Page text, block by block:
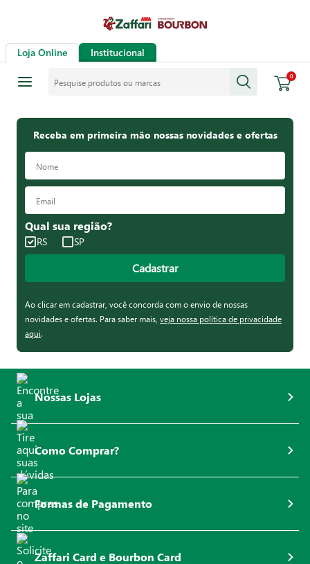
Loja Online Institucional
0
Receba em primeira mão nossas novidades e ofertas
Qual sua região?
RS SP
Cadastrar
Ao clicar em cadastrar, você concorda com o envio de nossas
novidades e ofertas. Para saber mais, veja nossa política de privacidade
aqui.
Nossas Lojas
Como Comprar?
Formas de Pagamento
Zaffari Card e Bourbon Card